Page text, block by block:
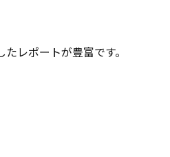
レポートが豊富です。